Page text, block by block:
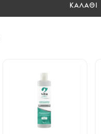
ΚΑΛΑΘΙ